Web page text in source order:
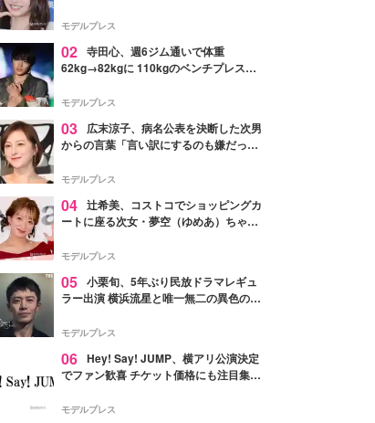
た。
モデルプレス
02 寺田心、週6ジム通いで体重
62kg→82kgに 110kgのベンチプレス持
「かっこいい」と反響
モデルプレス
03
広末涼子、病名公表を決断した次男
からの言葉「言い訳にするのも嫌だっ
モデルプレス
04 辻希美、コストコでショッピングカ
ートに座る次女・夢空（ゆめあ）ちゃん
ぎ」「成長を感じる」の声
モデルプレス
05 小栗旬、5年ぶり民放ドラマレギュ
ラー出演 横浜流星と唯一無二の異色のバ
モデルプレス
06 Hey! Say! JUMP、横アリ公演決定
でファン歓喜 チケット価格にも注目集ま
モデルプレス